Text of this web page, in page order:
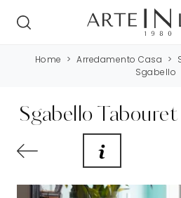
Home > Arredamento Casa >
Sgabello
Sgabello